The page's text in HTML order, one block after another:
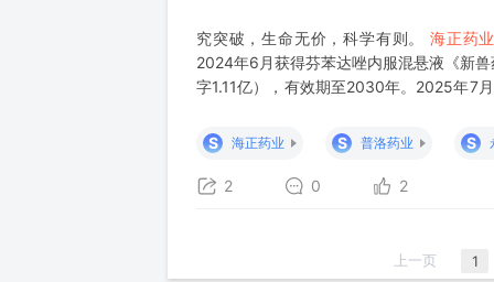
究突破，生命无价，科学有则。 海正药业
2024年6月获得芬苯达唑内服混悬液《新
字1.11亿），有效期至2030年。2025年7
量。 普洛药业（0007
S 海正药业 S 普洛药业 S
2 0 2
上一页 1